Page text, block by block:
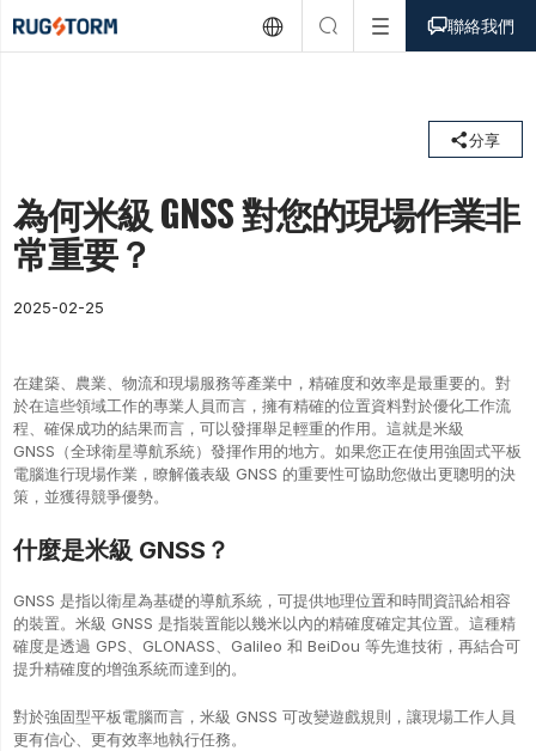
  聯絡我們
分享
為何米級 GNSS 對您的現場作業非
常重要？
2025-02-25
在建築、農業、物流和現場服務等產業中，精確度和效率是最重要的。對
於在這些領域工作的專業人員而言，擁有精確的位置資料對於優化工作流
程、確保成功的結果而言，可以發揮舉足輕重的作用。這就是米級
GNSS（全球衛星導航系統）發揮作用的地方。如果您正在使用強固式平板
電腦進行現場作業，瞭解儀表級 GNSS 的重要性可協助您做出更聰明的決
策，並獲得競爭優勢。
什麼是米級 GNSS？
GNSS 是指以衛星為基礎的導航系統，可提供地理位置和時間資訊給相容
的裝置。米級 GNSS 是指裝置能以幾米以內的精確度確定其位置。這種精
確度是透過 GPS、GLONASS、Galileo 和 BeiDou 等先進技術，再結合可
提升精確度的增強系統而達到的。
對於強固型平板電腦而言，米級 GNSS 可改變遊戲規則，讓現場工作人員
更有信心、更有效率地執行任務。